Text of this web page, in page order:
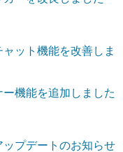
ャット機能を改善しま
機能を追加しました
ップデートのお知らせ